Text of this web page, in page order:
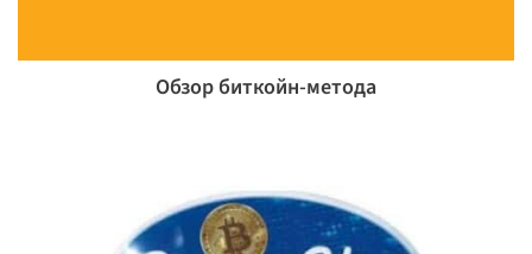
Обзор биткойн-метода